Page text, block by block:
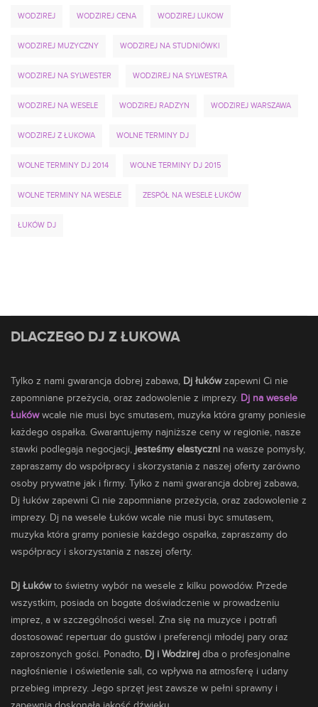
WODZIREJ WODZIREJ CENA WODZIREJ LUKOW
WODZIREJ MUZYCZNY WODZIREJ NA STUDNIÓWKI
WODZIREJ NA SYLWESTER WODZIREJ NA SYLWESTRA
WODZIREJ NA WESELE WODZIREJ RADZYN WODZIREJ WARSZAWA
WODZIREJ Z ŁUKOWA WOLNE TERMINY DJ
WOLNE TERMINY DJ 2014 WOLNE TERMINY DJ 2015
WOLNE TERMINY NA WESELE ZESPÓŁ NA WESELE ŁUKÓW
ŁUKÓW DJ
DLACZEGO DJ Z ŁUKOWA
Tylko z nami gwarancja dobrej zabawa, Dj łukówzapewni Ci nie
zapomniane przeżycia, oraz zadowolenie z imprezy. Dj na wesele
Łukówwcale nie musi byc smutasem, muzyka która gramy poniesie
każdego ospałka. Gwarantujemy najniższe ceny w regionie, nasze
stawki podlegaja negocjacji, jesteśmy elastyczni na wasze pomysły,
zapraszamy do współpracy i skorzystania z naszej oferty zarówno
osoby prywatne jak i firmy. Tylko z nami gwarancja dobrej zabawa,
Dj łuków zapewni Ci nie zapomniane przeżycia, oraz zadowolenie z
imprezy. Dj na wesele Łuków wcale nie musi byc smutasem,
muzyka która gramy poniesie każdego ospałka, zapraszamy do
współpracy i skorzystania z naszej oferty.
Dj Łukówto świetny wybór na wesele z kilku powodów. Przede
wszystkim, posiada on bogate doświadczenie w prowadzeniu
imprez, a w szczególności wesel. Zna się na muzyce i potrafi
dostosować repertuar do gustów i preferencji młodej pary oraz
zaproszonych gości. Ponadto, Dj i Wodzirej dba o profesjonalne
nagłośnienie i oświetlenie sali, co wpływa na atmosferę i udany
przebieg imprezy. Jego sprzęt jest zawsze w pełni sprawny i